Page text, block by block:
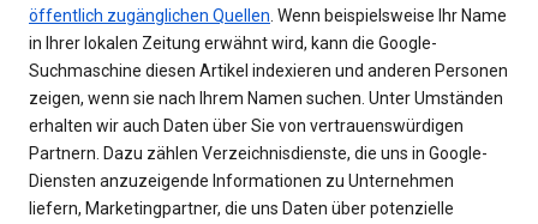
öffentlich zugänglichen Quellen. Wenn beispielsweise Ihr Name
in Ihrer lokalen Zeitung erwähnt wird, kann die Google-
Suchmaschine diesen Artikel indexieren und anderen Personen
zeigen, wenn sie nach Ihrem Namen suchen. Unter Umständen
erhalten wir auch Daten über Sie von vertrauenswürdigen
Partnern. Dazu zählen Verzeichnisdienste, die uns in Google-
Diensten anzuzeigende Informationen zu Unternehmen
liefern, Marketingpartner, die uns Daten über potenzielle